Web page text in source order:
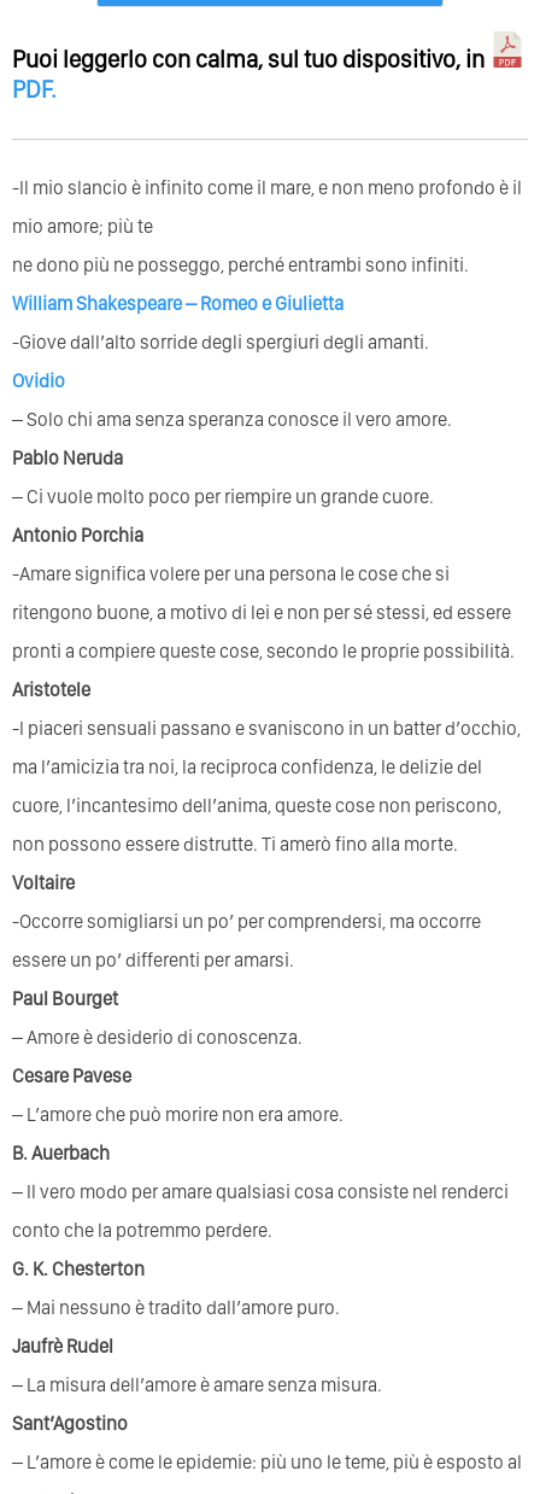
Puoi leggerlo con calma, sul tuo dispositivo, in
PDF.
-Il mio slancio è infinito come il mare, e non meno profondo è il
mio amore; più te
ne dono più ne posseggo, perché entrambi sono infiniti.
William Shakespeare – Romeo e Giulietta
-Giove dall’alto sorride degli spergiuri degli amanti.
Ovidio
– Solo chi ama senza speranza conosce il vero amore.
Pablo Neruda
– Ci vuole molto poco per riempire un grande cuore.
Antonio Porchia
-Amare significa volere per una persona le cose che si
ritengono buone, a motivo di lei e non per sé stessi, ed essere
pronti a compiere queste cose, secondo le proprie possibilità.
Aristotele
-I piaceri sensuali passano e svaniscono in un batter d’occhio,
ma l’amicizia tra noi, la reciproca confidenza, le delizie del
cuore, l’incantesimo dell’anima, queste cose non periscono,
non possono essere distrutte. Ti amerò fino alla morte.
Voltaire
-Occorre somigliarsi un po’ per comprendersi, ma occorre
essere un po’ differenti per amarsi.
Paul Bourget
– Amore è desiderio di conoscenza.
Cesare Pavese
– L’amore che può morire non era amore.
B. Auerbach
– Il vero modo per amare qualsiasi cosa consiste nel renderci
conto che la potremmo perdere.
G. K. Chesterton
– Mai nessuno è tradito dall’amore puro.
Jaufrè Rudel
– La misura dell’amore è amare senza misura.
Sant’Agostino
– L’amore è come le epidemie: più uno le teme, più è esposto al